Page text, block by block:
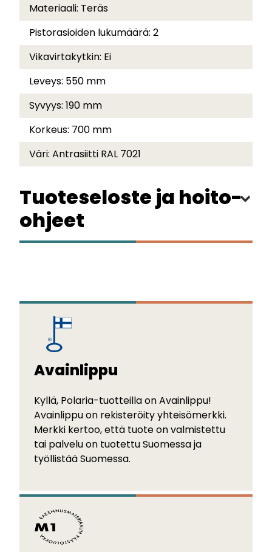
Materiaali: Teräs
Pistorasioiden lukumäärä: 2
Vikavirtakytkin: Ei
Leveys: 550 mm
Syvyys: 190 mm
Korkeus: 700 mm
Väri: Antrasiitti RAL 7021
Tuoteseloste ja hoito-
ohjeet
Avainlippu
Kyllä, Polaria-tuotteilla on Avainlippu!
Avainlippu on rekisteröity yhteisömerkki.
Merkki kertoo, että tuote on valmistettu
tai palvelu on tuotettu Suomessa ja
työllistää Suomessa.